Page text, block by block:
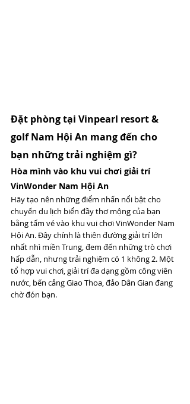
Đặt phòng tại Vinpearl resort &
golf Nam Hội An mang đến cho
bạn những trải nghiệm gì?
Hòa mình vào khu vui chơi giải trí
VinWonder Nam Hội An
Hãy tạo nên những điểm nhấn nổi bật cho
chuyến du lịch biển đầy thơ mộng của bạn
bằng tấm vé vào khu vui chơi VinWonder Nam
Hội An. Đây chính là thiên đường giải trí lớn
nhất nhì miền Trung, đem đến những trò chơi
hấp dẫn, nhưng trải nghiệm có 1 không 2. Một
tổ hợp vui chơi, giải trí đa dạng gồm công viên
nước, bến cảng Giao Thoa, đảo Dân Gian đang
chờ đón bạn.